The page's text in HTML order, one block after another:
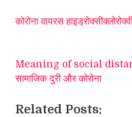
कोरोना वायरस
Meaning of social
सामाजिक दुरी और कोरोना
Related Posts: